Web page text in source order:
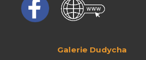
Galerie Dudycha